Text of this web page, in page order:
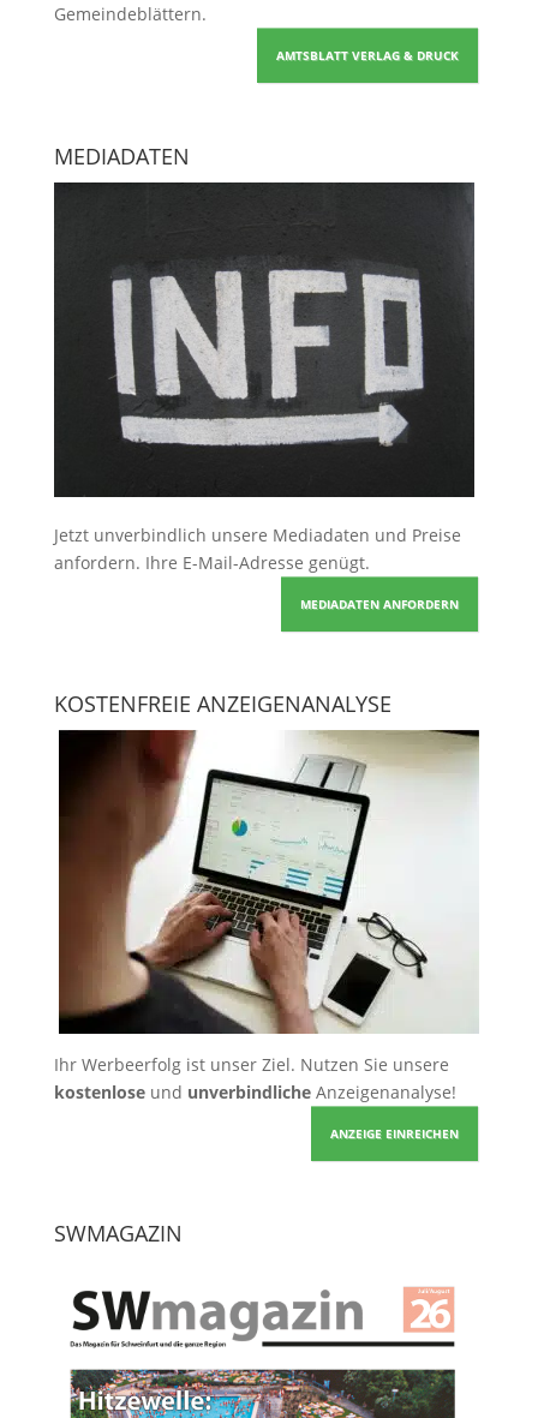
Gemeindeblättern.
AMTSBLATT VERLAG & DRUCK
MEDIADATEN
Jetzt unverbindlich unsere Mediadaten und Preise
anfordern. Ihre E-Mail-Adresse genügt.
MEDIADATEN ANFORDERN
KOSTENFREIE ANZEIGENANALYSE
Ihr Werbeerfolg ist unser Ziel. Nutzen Sie unsere
kostenloseund unverbindlicheAnzeigenanalyse!
ANZEIGE EINREICHEN
SWMAGAZIN